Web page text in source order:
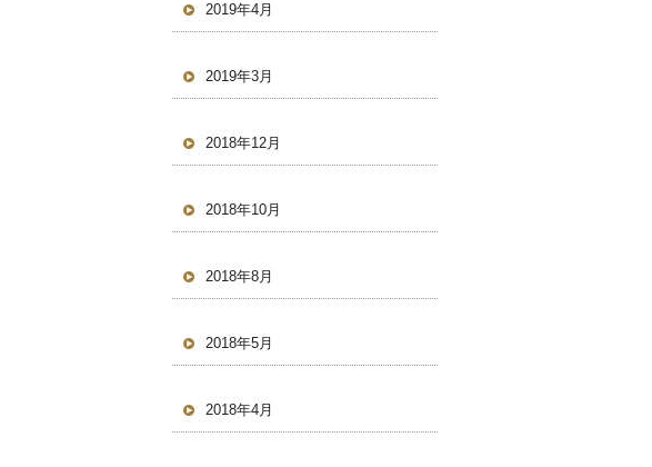
2019年4月
2019年3月
2018年12月
2018年10月
2018年8月
2018年5月
2018年4月